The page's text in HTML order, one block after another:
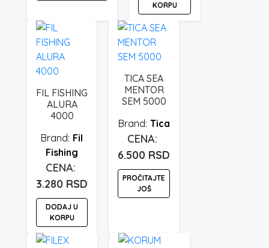
KORPU
FIL FISHING
ALURA
4000
Fil
Fishing
3.280 RSD
DODAJ U
KORPU
TICA SEA
MENTOR
SEM 5000
Tica
6.500 RSD
PROČITAJTE
JOŠ